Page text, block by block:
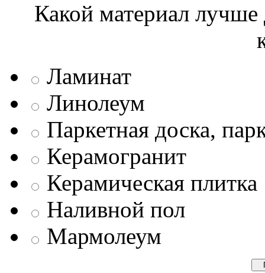
Какой материал
Ламинат
Линолеум
Паркетная доска,
Керамогранит
Керамическая плитка
Наливной пол
Мармолеум